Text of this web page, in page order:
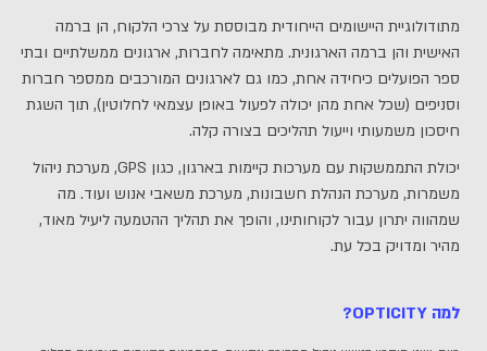
מתודולוגיית היישומים הייחודית מבוססת על צרכי הלקוח, הן ברמה
האישית והן ברמה הארגונית. מתאימה לחברות, ארגונים ממשלתיים ובתי
ספר הפועלים כיחידה אחת, כמו גם לארגונים המורכבים ממספר חברות
וסניפים (שכל אחת מהן יכולה לפעול באופן עצמאי לחלוטין), תוך השגת
חיסכון משמעותי וייעול תהליכים בצורה קלה.
יכולת התממשקות עם מערכות קיימות בארגון, כגון GPS, מערכת ניהול
משמרות, מערכת הנהלת חשבונות, מערכת משאבי אנוש ועוד. מה
שמהווה יתרון עבור לקוחותינו, והופך את תהליך ההטמעה ליעיל מאוד,
מהיר ומדויק בכל עת.
למה OPTICITY?